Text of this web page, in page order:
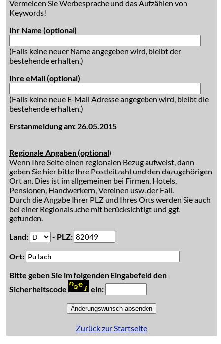
Vermeiden Sie Werbesprache und das Aufzählen von
Keywords!
Ihr Name (optional)
(Falls keine neuer Name angegeben wird, bleibt der
bestehende erhalten.)
Ihre eMail (optional)
(Falls keine neue E-Mail Adresse angegeben wird, bleibt die
bestehende erhalten.)
Erstanmeldung am: 26.05.2015
Regionale Angaben (optional)
Wenn Ihre Seite einen regionalen Bezug aufweist, dann
geben Sie hier bitte Ihre Postleitzahl und den dazugehörigen
Ort an. Dies ist im allgemeinen bei Firmen, Hotels,
Pensionen, Handwerkern, Vereinen usw. der Fall.
Durch die Angabe Ihrer PLZ und Ihres Orts werden Sie auch
bei einer Regionalsuche mit berücksichtigt und ggf.
gefunden.
Land:
- PLZ:
Ort:
Bitte geben Sie im folgenden Eingabefeld den
Sicherheitscode
ein:
Zurück zur Startseite